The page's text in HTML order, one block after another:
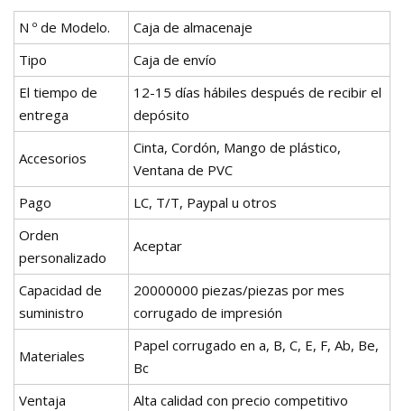
N º de Modelo.
Caja de almacenaje
Tipo
Caja de envío
El tiempo de
entrega
12-15 días hábiles después de recibir el
depósito
Accesorios
Cinta, Cordón, Mango de plástico,
Ventana de PVC
Pago
LC, T/T, Paypal u otros
Orden
personalizado
Aceptar
Capacidad de
suministro
20000000 piezas/piezas por mes
corrugado de impresión
Materiales
Papel corrugado en a, B, C, E, F, Ab, Be,
Bc
Ventaja
Alta calidad con precio competitivo